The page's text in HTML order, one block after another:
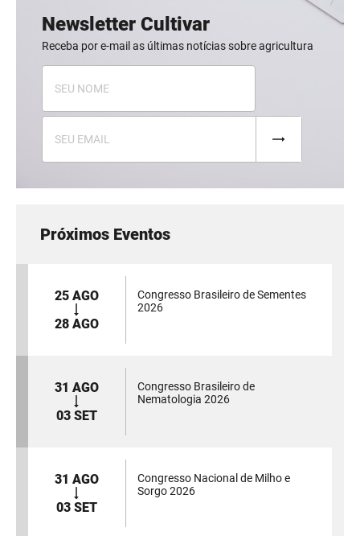
Newsletter Cultivar
Receba por e-mail as últimas notícias sobre agricultura
Próximos Eventos
25 AGO
28 AGO
Congresso Brasileiro de Sementes
2026
31 AGO
03 SET
Congresso Brasileiro de
Nematologia 2026
31 AGO
03 SET
Congresso Nacional de Milho e
Sorgo 2026